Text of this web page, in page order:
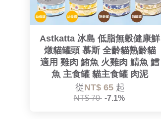
Astkatta 冰島 低脂無穀健康鮮
燉貓罐頭 慕斯 全齡貓熟齡貓
適用 雞肉 鮪魚 火雞肉 鯖魚 鱈
魚 主食罐 貓主食罐 肉泥
從NT$ 65 起
NT$ 70 -7.1%